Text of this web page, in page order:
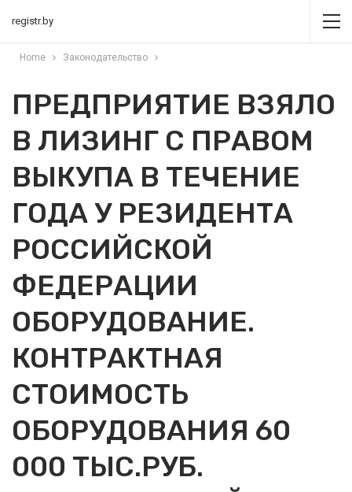
registr.by
Home Законодательство
ПРЕДПРИЯТИЕ ВЗЯЛО
В ЛИЗИНГ С ПРАВОМ
ВЫКУПА В ТЕЧЕНИЕ
ГОДА У РЕЗИДЕНТА
РОССИЙСКОЙ
ФЕДЕРАЦИИ
ОБОРУДОВАНИЕ.
КОНТРАКТНАЯ
СТОИМОСТЬ
ОБОРУДОВАНИЯ 60
000 ТЫС.РУБ.